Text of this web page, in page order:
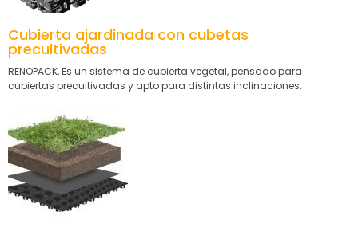
Cubierta ajardinada con cubetas
precultivadas
RENOPACK, Es un sistema de cubierta vegetal, pensado para
cubiertas precultivadas y apto para distintas inclinaciones.